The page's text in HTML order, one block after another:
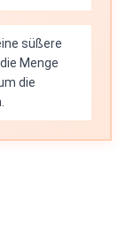
süßere
Menge
die